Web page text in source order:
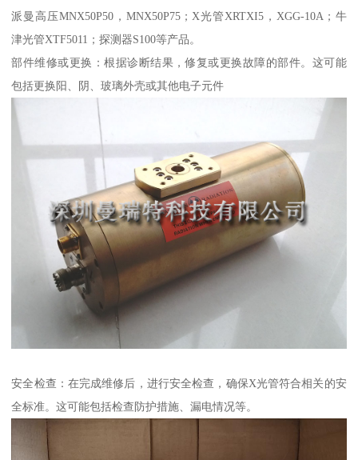
派曼高压MNX50P50，MNX50P75；X光管XRTXI5，XGG-10A；牛
津光管XTF5011；探测器S100等产品。
部件维修或更换：根据诊断结果，修复或更换故障的部件。这可能
包括更换阳、阴、玻璃外壳或其他电子元件
安全检查：在完成维修后，进行安全检查，确保X光管符合相关的安
全标准。这可能包括检查防护措施、漏电情况等。